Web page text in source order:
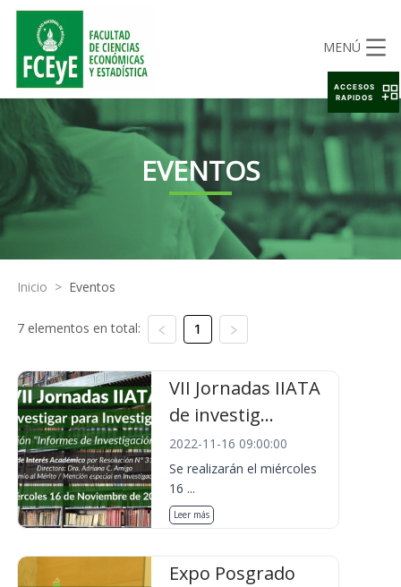
MENÚ
EVENTOS
Inicio > Eventos
7 elementos en total: 1
VII Jornadas IIATA
de investig...
2022-11-16 09:00:00
Se realizarán el miércoles
16 ...
Leer más
Expo Posgrado
ACCESOS
RAPIDOS